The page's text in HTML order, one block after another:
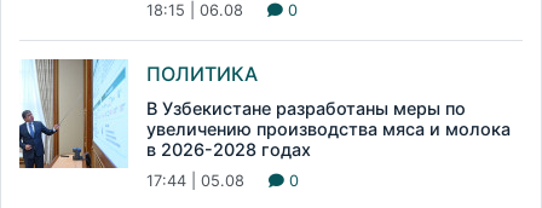
18:15 | 06.08 0
ПОЛИТИКА
В Узбекистане разработаны меры по
увеличению производства мяса и молока
в 2026-2028 годах
17:44 | 05.08 0